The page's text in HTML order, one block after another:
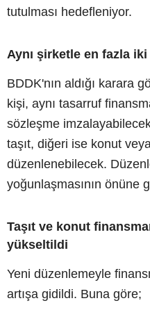
tutulması hedefleniyor.
Aynı şirketle en fazla
BDDK'nın aldığı karara
kişi, aynı tasarruf
sözleşme
taşıt, diğeri ise konut
düzenlenebilecek.
yoğunlaşmasının önüne
Taşıt ve konut
yükseltildi
Yeni düzenlemeyle
artışa gidildi. Buna göre;